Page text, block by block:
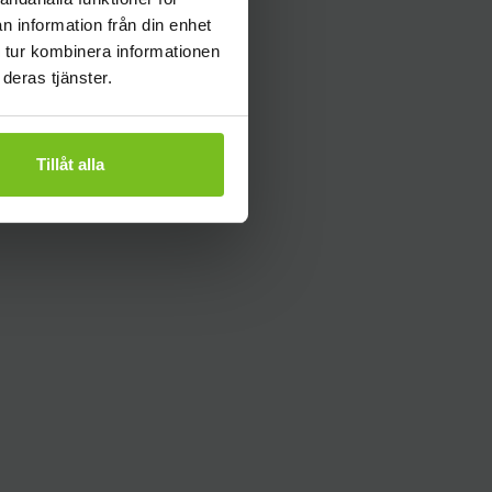
information från din enhet
kombinera informationen
tjänster.
Tillåt alla